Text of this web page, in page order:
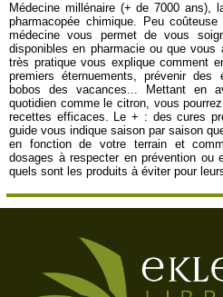
Médecine millénaire (+ de 7000 ans),
pharmacopée chimique. Peu
médecine vous permet de vous
disponibles en pharmacie ou que
très pratique vous explique comment
premiers éternuements, prévenir des
bobos des vacances... Mettant en
quotidien comme le citron, vous
recettes efficaces. Le + : des cures
guide vous indique saison par saison
en fonction de votre terrain et
dosages à respecter en prévention ou
quels sont les produits à éviter pour